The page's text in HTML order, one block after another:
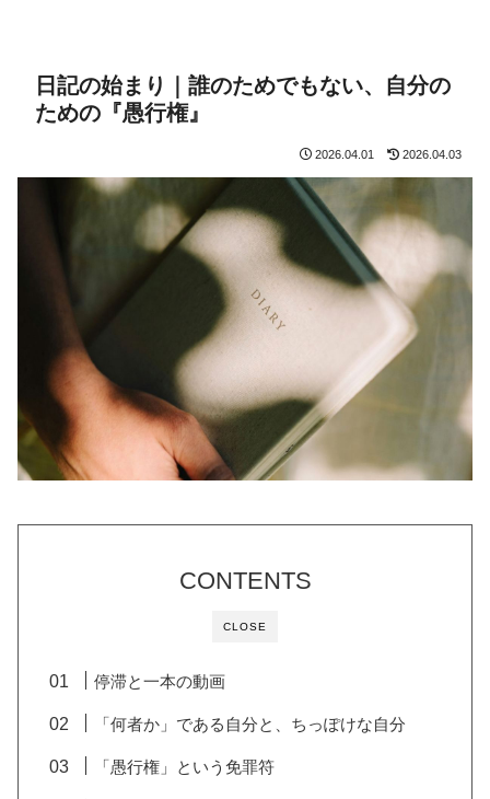
日記の始まり｜誰のためでもない、自分の
ための『愚行権』
2026.04.01 2026.04.03
CLOSE
CONTENTS
停滞と一本の動画
「何者か」である自分と、ちっぽけな自分
「愚行権」という免罪符